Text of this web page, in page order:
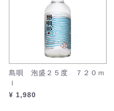
島唄 泡盛２５度 ７２０ｍ
ｌ
¥ 1,980